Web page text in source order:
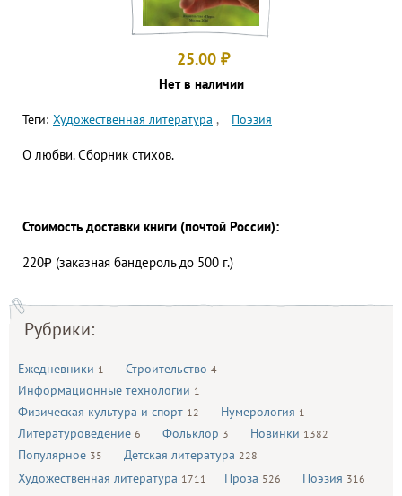
Рубрики:
Ежедневники 1 Строительство 4
Информационные технологии 1
Физическая культура и спорт 12 Нумерология 1
Литературоведение 6 Фольклор 3 Новинки 1382
Популярное 35 Детская литература 228
Художественная литература 1711 Проза 526 Поэзия 316
25.00 ₽
Нет в наличии
Теги: Художественная литература Поэзия
О любви. Сборник стихов.
Стоимость доставки книги (почтой России):
220₽ (заказная бандероль до 500 г.)